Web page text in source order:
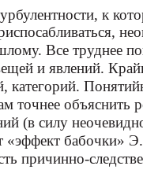
к
Все труднее
и явлений.
категорий.
точнее объяснить
(в силу
«эффект бабочки»
причинно-